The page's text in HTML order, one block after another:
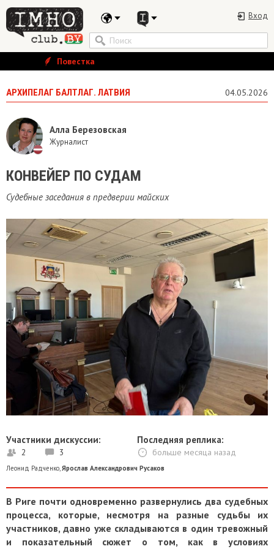
Вход
Повестка
АРХИПЕЛАГ БАЛТЛАГ. ЛАТВИЯ 04.05.2026
Алла Березовская
Журналист
КОНВЕЙЕР ПО СУДАМ
Судебные заседания в предверии майских
Участники дискуссии:
2 3
Последняя реплика:
больше месяца назад
Леонид Радченко,Ярослав Александрович Русаков
В Риге почти одновременно развернулись два судебных
процесса, которые, несмотря на разные судьбы их
участников, давно уже складываются в один тревожный
и показательный сюжет о том, как в условиях